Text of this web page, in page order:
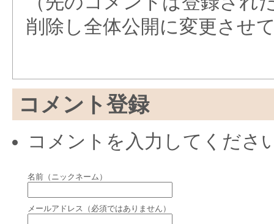
削除し全体公開に変更させ
コメント登録
コメントを入力してくださ
名前（ニックネーム）
メールアドレス（必須ではありません）